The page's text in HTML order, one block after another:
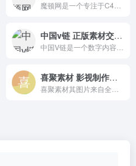
中国v链 正版素材交易一站式的知识产权服务
喜聚素材 影视制作一站式服务网站